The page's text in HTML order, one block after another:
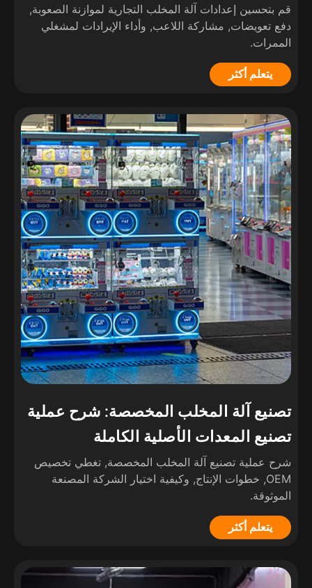
قم بتحسين إعدادات آلة المخلب التجارية لموازنة الصعوبة,
دفع تعويضات, مشاركة اللاعب, وأداء الإيرادات لمشغلي
الممرات.
يتعلم أكثر
تصنيع آلة المخلب المخصصة: شرح عملية
تصنيع المعدات الأصلية الكاملة
شرح عملية تصنيع آلة المخلب المخصصة, تغطي تخصيص
OEM, خطوات الإنتاج, وكيفية اختيار الشركة المصنعة
الموثوقة.
يتعلم أكثر